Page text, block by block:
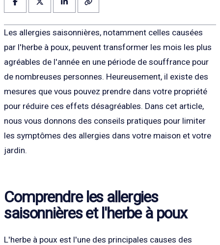
Les allergies saisonnières, notamment celles causées
par l'herbe à poux, peuvent transformer les mois les plus
agréables de l'année en une période de souffrance pour
de nombreuses personnes. Heureusement, il existe des
mesures que vous pouvez prendre dans votre propriété
pour réduire ces effets désagréables. Dans cet article,
nous vous donnons des conseils pratiques pour limiter
les symptômes des allergies dans votre maison et votre
jardin.
Comprendre les allergies
saisonnières et l'herbe à poux
L'herbe à poux est l'une des principales causes des